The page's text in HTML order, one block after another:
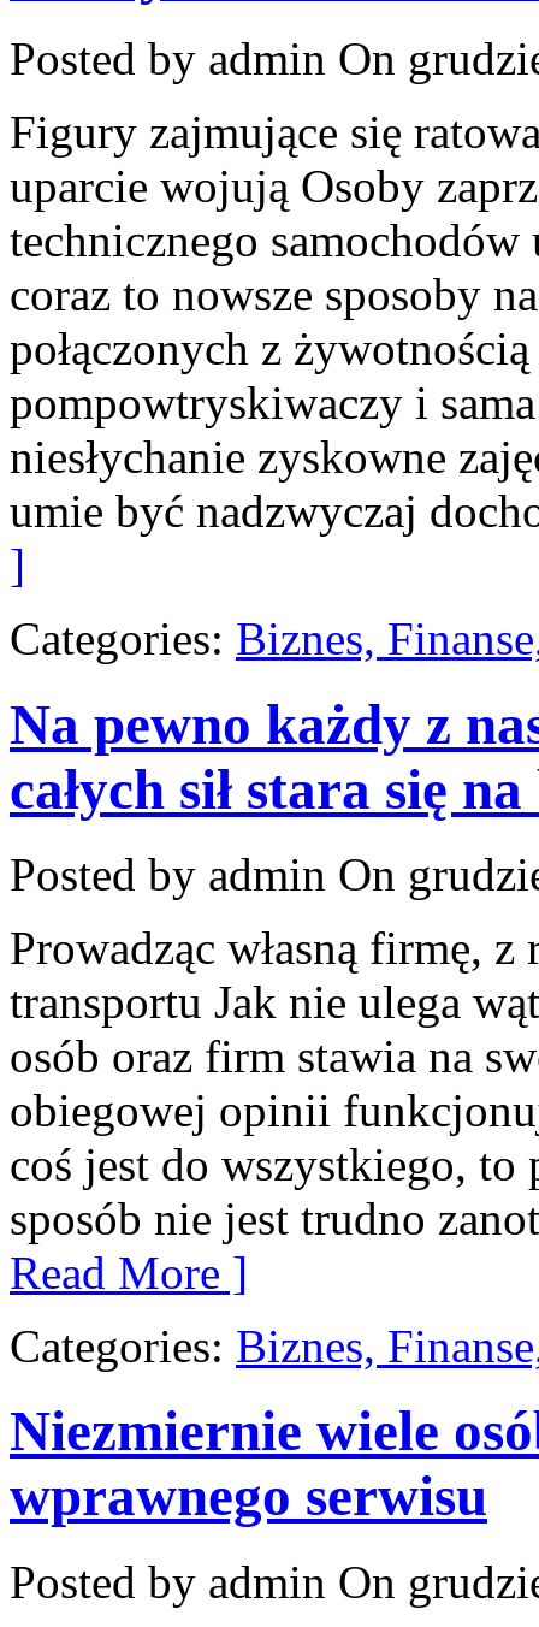
Posted by admin On
Figury zajmujące się
uparcie wojują Osoby
technicznego samochodów
coraz to nowsze sposoby
połączonych z
pompowtryskiwaczy i
niesłychanie zyskowne
umie być nadzwyczaj
]
Categories: Biznes,
Na pewno każdy z
całych sił stara się
Posted by admin On
Prowadząc własną firmę,
transportu Jak nie ulega
osób oraz firm stawia na
obiegowej opinii
coś jest do wszystkiego,
sposób nie jest trudno
Read More ]
Categories: Biznes,
Niezmiernie wiele
wprawnego serwisu
Posted by admin On